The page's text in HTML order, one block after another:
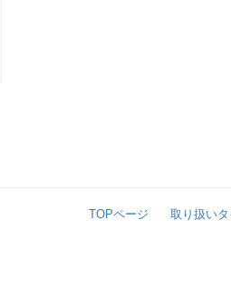
TOPページ 取り扱い